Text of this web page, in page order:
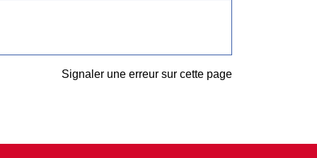
Signaler une erreur sur cette page